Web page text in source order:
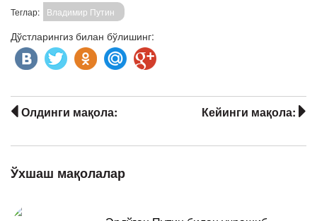
Теглар: Владимир Путин
Дўстларингиз билан бўлишинг:
Кейинги мақола:
Олдинги мақола:
Ўхшаш мақолалар